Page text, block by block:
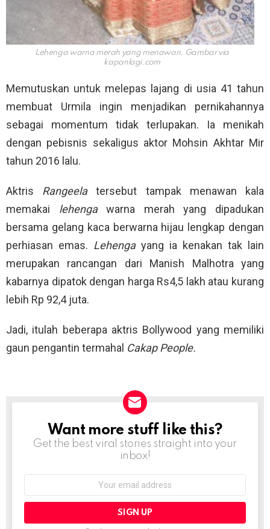
Lehenga warna merah yang menawan. Gambar via
kapanlagi.com
Memutuskan untuk melepas lajang di usia 41 tahun
membuat Urmila ingin menjadikan pernikahannya
sebagai momentum tidak terlupakan. Ia menikah
dengan pebisnis sekaligus aktor Mohsin Akhtar Mir
tahun 2016 lalu.
Aktris Rangeelatersebut tampak menawan kala
memakai lehengawarna merah yang dipadukan
bersama gelang kaca berwarna hijau lengkap dengan
perhiasan emas. Lehenga yang ia kenakan tak lain
merupakan rancangan dari Manish Malhotra yang
kabarnya dipatok dengan harga Rs4,5 lakh atau kurang
lebih Rp 92,4 juta.
Jadi, itulah beberapa aktris Bollywood yang memiliki
gaun pengantin termahal Cakap People.
NEWSLETTER
Want more stuff like this?
Get the best viral stories straight into your
inbox!